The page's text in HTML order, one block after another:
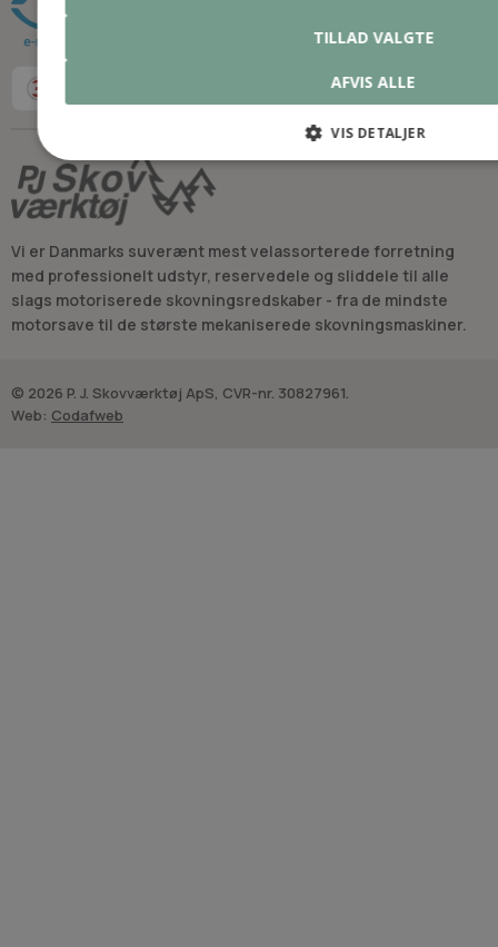
Vi er Danmarks suverænt mest velassorterede forretning
med professionelt udstyr, reservedele og sliddele til alle
slags motoriserede skovningsredskaber - fra de mindste
motorsave til de største mekaniserede skovningsmaskiner.
© 2026 P. J. Skovværktøj ApS, CVR-nr. 30827961.
Web: Codafweb
TILLAD VALGTE
AFVIS ALLE
VIS DETALJER